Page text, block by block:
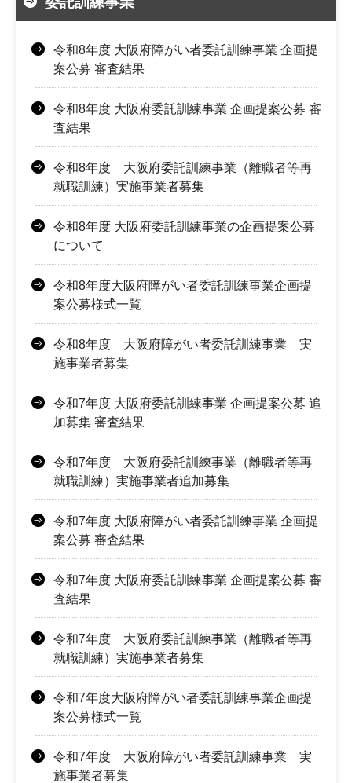
令和8年度 大阪府障がい者委託訓練事業 企画提
案公募 審査結果
令和8年度 大阪府委託訓練事業 企画提案公募 審
査結果
令和8年度 大阪府委託訓練事業（離職者等再
就職訓練）実施事業者募集
令和8年度 大阪府委託訓練事業の企画提案公募
について
令和8年度大阪府障がい者委託訓練事業企画提
案公募様式一覧
令和8年度 大阪府障がい者委託訓練事業 実
施事業者募集
令和7年度 大阪府委託訓練事業 企画提案公募 追
加募集 審査結果
令和7年度 大阪府委託訓練事業（離職者等再
就職訓練）実施事業者追加募集
令和7年度 大阪府障がい者委託訓練事業 企画提
案公募 審査結果
令和7年度 大阪府委託訓練事業 企画提案公募 審
査結果
令和7年度 大阪府委託訓練事業（離職者等再
就職訓練）実施事業者募集
令和7年度大阪府障がい者委託訓練事業企画提
案公募様式一覧
令和7年度 大阪府障がい者委託訓練事業 実
施事業者募集